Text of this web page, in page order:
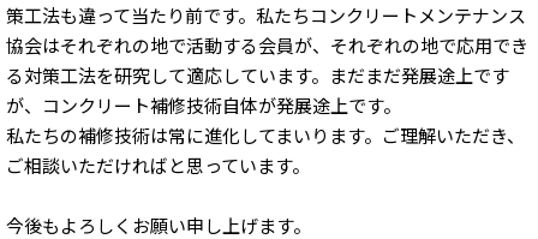
策工法も違って当たり前です。私たちコンクリートメンテナンス
協会はそれぞれの地で活動する会員が、それぞれの地で応用でき
る対策工法を研究して適応しています。まだまだ発展途上です
が、コンクリート補修技術自体が発展途上です。
私たちの補修技術は常に進化してまいります。ご理解いただき、
ご相談いただければと思っています。
今後もよろしくお願い申し上げます。